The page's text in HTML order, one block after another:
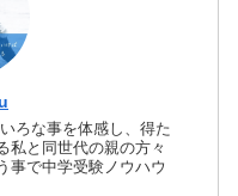
ろな事を体感し、得た
私と同世代の親の方々
事で中学受験ノウハウ